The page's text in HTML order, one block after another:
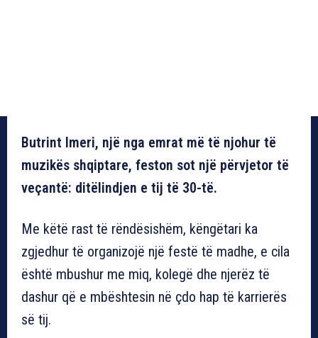
Butrint Imeri, një nga emrat më të njohur të
muzikës shqiptare, feston sot një përvjetor të
veçantë: ditëlindjen e tij të 30-të.
Me këtë rast të rëndësishëm, këngëtari ka
zgjedhur të organizojë një festë të madhe, e cila
është mbushur me miq, kolegë dhe njerëz të
dashur që e mbështesin në çdo hap të karrierës
së tij.